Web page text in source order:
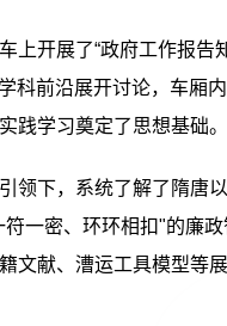
上开展了“政府工作报告
科前沿展开讨论，车厢
践学习奠定了思想基础。
领下，系统了解了隋唐
符一密、环环相扣"的廉
文献、漕运工具模型等